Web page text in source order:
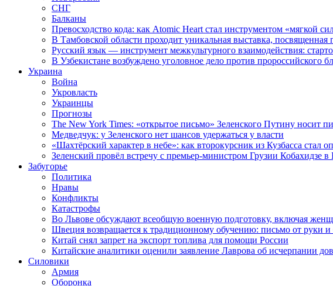
СНГ
Балканы
Превосходство кода: как Atomic Heart стал инструментом «мягкой
В Тамбовской области проходит уникальная выставка,
Русский язык — инструмент межкультурного взаимодействия:
В Узбекистане возбуждено уголовное дело против пророссийского
Украина
Война
Укровласть
Украинцы
Прогнозы
The New York Times: «открытое письмо» Зеленского Путину носит
Медведчук: у Зеленского нет шансов удержаться у власти
«Шахтёрский характер в небе»: как второкурсник из Кузбасса стал
Зеленский провёл встречу с премьер-министром Грузии Кобахидзе в
Забугорье
Политика
Нравы
Конфликты
Катастрофы
Во Львове обсуждают всеобщую военную подготовку, включая
Швеция возвращается к традиционному обучению: письмо от руки
Китай снял запрет на экспорт топлива для помощи России
Китайские аналитики оценили заявление Лаврова об исчерпании
Силовики
Армия
Оборонка